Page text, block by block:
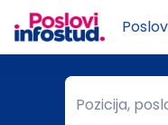
Pozicija,
Pozicija,